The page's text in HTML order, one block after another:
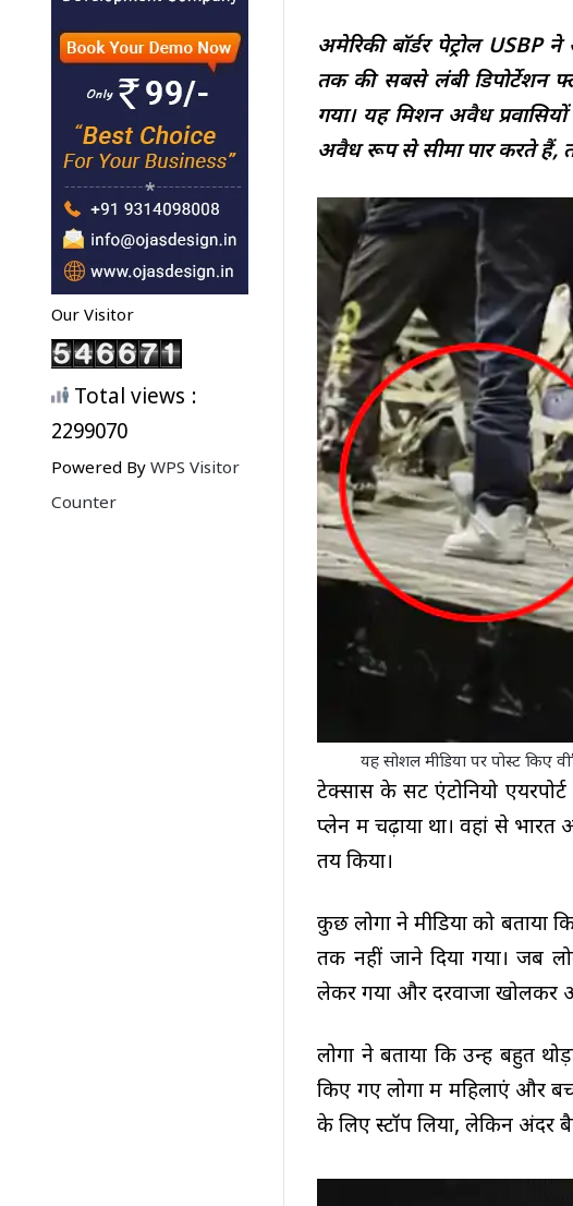
Our Visitor
Total views :
2299070
Powered By WPS Visitor
Counter
अमेरिकी बॉर्डर पेट्रोल
तक की सबसे लंबी डिपोर्टेशन
गया। यह मिशन अवैध
अवैध रूप से सीमा पार करते हैं,
यह सोशल मीडिया पर पोस्ट किए
टेक्सास के सेंट एंटोनियो
प्लेन में चढ़ाया था। वहां से
तय किया।
कुछ लोगों ने मीडिया को बताया
तक नहीं जाने दिया गया। जब
लेकर गया और दरवाजा खोलकर
लोगों ने बताया कि उन्हें बहुत
किए गए लोगों में महिलाएं और
के लिए स्टॉप लिया, लेकिन अंदर